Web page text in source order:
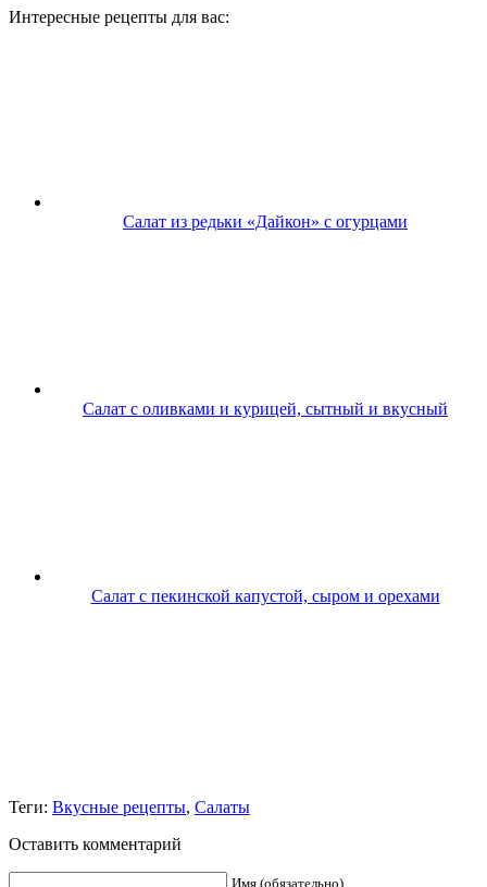
Интересные рецепты для вас:
Салат из редьки «Дайкон» с огурцами
Салат с оливками и курицей, сытный и вкусный
Салат с пекинской капустой, сыром и орехами
Теги: Вкусные рецепты, Салаты
Оставить комментарий
Имя (обязательно)